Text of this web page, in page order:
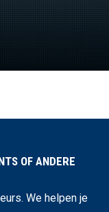
OF ANDERE
We helpen je